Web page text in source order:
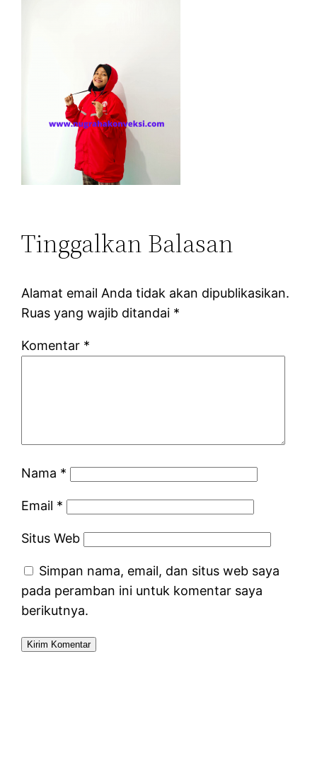
Tinggalkan Balasan
Alamat email Anda tidak akan dipublikasikan.
Ruas yang wajib ditandai *
Komentar *
Nama *
Email *
Situs Web
Simpan nama, email, dan situs web saya
pada peramban ini untuk komentar saya
berikutnya.